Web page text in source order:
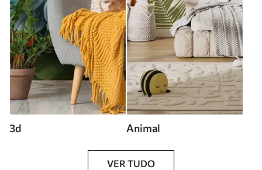
3d Animal
VER TUDO